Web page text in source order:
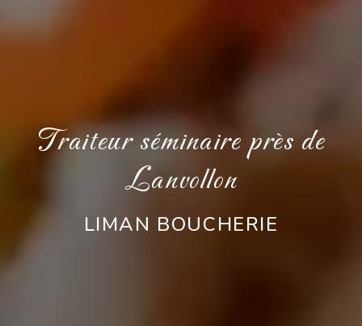
Traiteur séminaire près de
Lanvollon
LIMAN BOUCHERIE